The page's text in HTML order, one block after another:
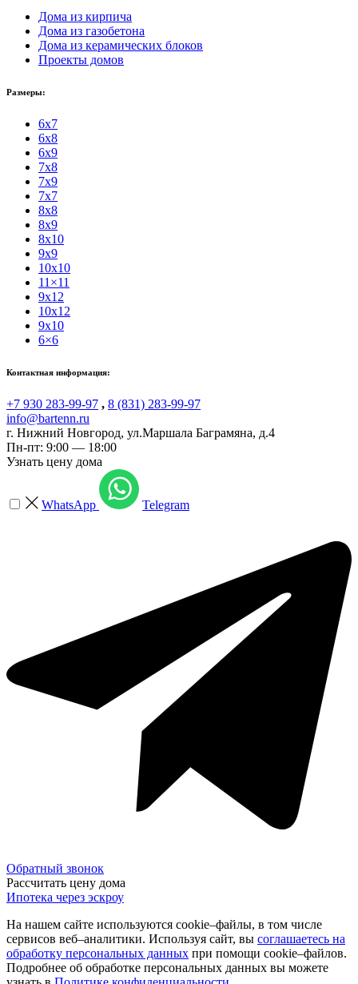
Дома из кирпича
Дома из газобетона
Дома из керамических блоков
Проекты домов
Размеры:
6x7
6x8
6x9
7x8
7x9
7x7
8x8
8x9
8x10
9x9
10x10
11×11
9x12
10x12
9x10
6×6
Контактная информация:
+7 930 283-99-97 , 8 (831) 283-99-97
info@bartenn.ru
г. Нижний Новгород, ул.Маршала Баграмяна, д.4
Пн-пт: 9:00 — 18:00
Узнать цену дома
WhatsApp Telegram
Обратный звонок
Рассчитать цену дома
Ипотека через эскроу
На нашем сайте используются cookie–файлы, в том числе
сервисов веб–аналитики. Используя сайт, вы соглашаетесь на
обработку персональных данных при помощи cookie–файлов.
Подробнее об обработке персональных данных вы можете